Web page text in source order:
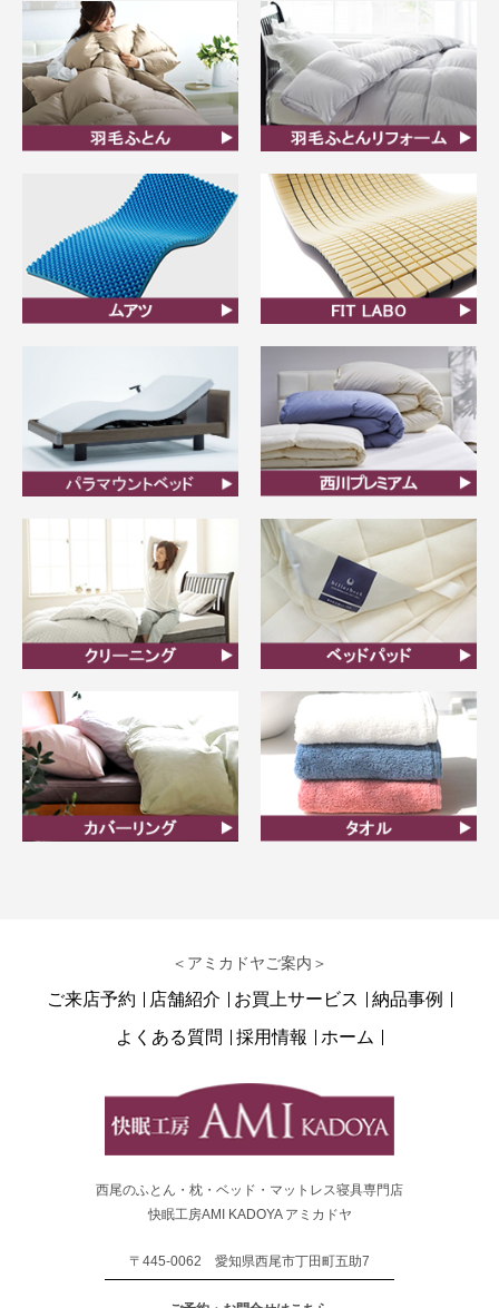
ん
＜アミカドヤご案内＞
ご来店予約 店舗紹介 お買上サービス
納品事例
よくある質問
採用情報 ホーム
西尾のふとん・枕・ベッド・マットレス寝具専門店
快眠工房AMI KADOYA アミカドヤ
〒445-0062 愛知県西尾市丁田町五助7